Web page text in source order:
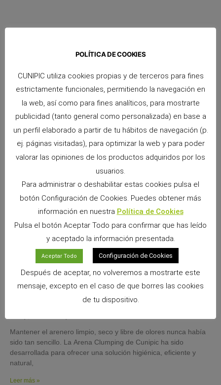
Snacks Alpha Pro: 6 sabores irresistibles para premiar a tu pequeño
Si convives con un conejo, cobaya, chinchilla, degú o cualquier
forman parte de los momentos más especiales
Arena Clumping de Cunipic: máxima higiene, absorción y control
Mantener el arenero limpio, seco y libre de olores nunca había
sido tan sencillo. La Arena Clumping de Cunipic ha sido
desarrollada para ofrecer una solución higiénica, eficiente y
natural,
Leer más »
POLÍTICA DE COOKIES
CUNIPIC utiliza cookies propias y de terceros para fines
estrictamente funcionales, permitiendo la navegación en
la web, así como para fines analíticos, para mostrarte
publicidad (tanto general como personalizada) en base a
un perfil elaborado a partir de tu hábitos de navegación (p.
ej. páginas visitadas), para optimizar la web y para poder
valorar las opiniones de los productos adquiridos por los
usuarios.
Para administrar o deshabilitar estas cookies pulsa el
botón Configuración de Cookies. Puedes obtener más
información en nuestra Política de Cookies
Pulsa el botón Aceptar Todo para confirmar que has leído
y aceptado la información presentada.
Aceptar Todo Configuración de Cookies
Después de aceptar, no volveremos a mostrarte este
mensaje, excepto en el caso de que borres las cookies
de tu dispositivo.